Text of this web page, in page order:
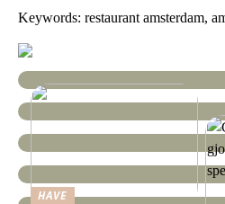
Keywords: restaurant amsterdam,
HAVE